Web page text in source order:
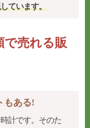
しています。
で売れる販
もある!
計です。そのた